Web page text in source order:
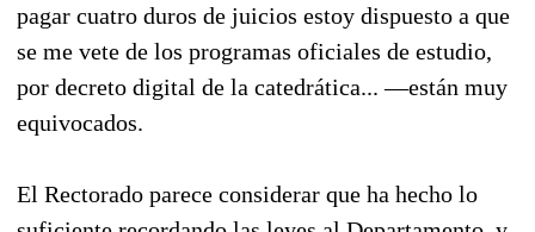
pagar cuatro duros de juicios estoy dispuesto a que
se me vete de los programas oficiales de estudio,
por decreto digital de la catedrática... —están muy
equivocados.
El Rectorado parece considerar que ha hecho lo